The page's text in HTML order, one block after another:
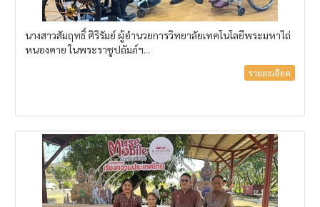
นางสาวสัมฤทธิ์ ศิริรัมย์ ผู้อำนวยการวิทยาลัยเทคโนโลยีพระมหาไถ่
หนองคาย ในพระราชูปถัมภ์ฯ...
รายละเอียด